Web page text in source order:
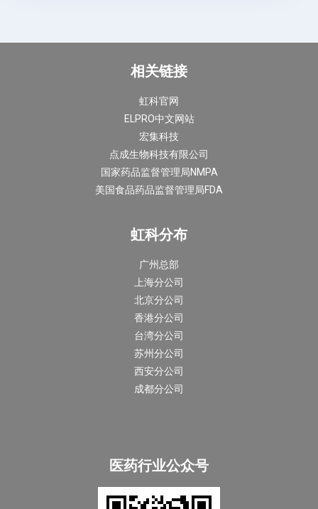
相关链接
虹科官网
ELPRO中文网站
宏集科技
点成生物科技有限公司
国家药品监督管理局NMPA
美国食品药品监督管理局FDA
虹科分布
广州总部
上海分公司
北京分公司
香港分公司
台湾分公司
苏州分公司
西安分公司
成都分公司
医药行业公众号